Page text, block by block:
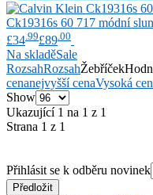
Ck19316s 60 717 módní
£34 .99£89 .00
Na skladěSale
RozsahRozsahŽebříček
cenanejvyšší cenaVysoká
Show
Ukazující 1 na 1 z 1
Strana 1 z 1
Přihlásit se k odběru novinek